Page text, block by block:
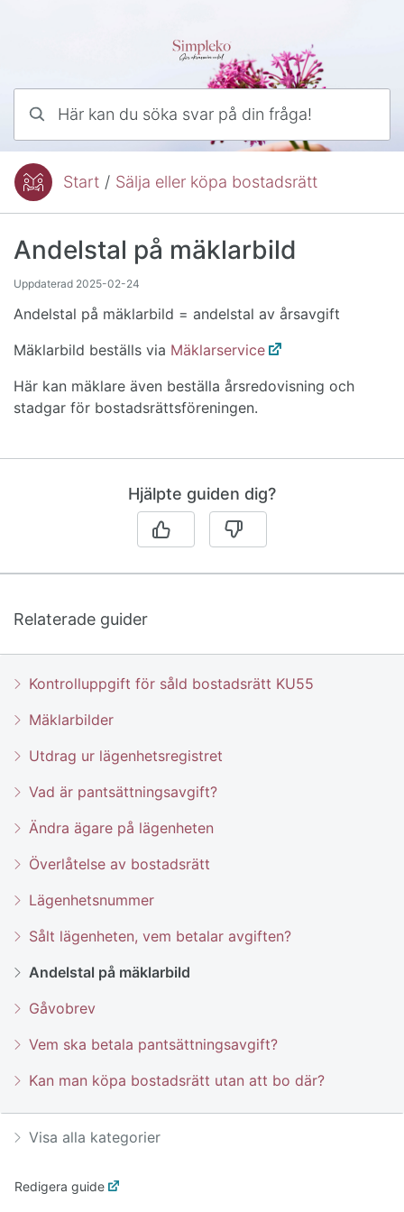
Du är här:Start / Sälja eller köpa bostadsrätt
Andelstal på mäklarbild
Uppdaterad 2025-02-24
Andelstal på mäklarbild = andelstal av årsavgift
Mäklarbild beställs via Mäklarservice
Här kan mäklare även beställa årsredovisning och
stadgar för bostadsrättsföreningen.
Hjälpte guiden dig?
Relaterade guider
Kontrolluppgift för såld bostadsrätt KU55
Mäklarbilder
Utdrag ur lägenhetsregistret
Vad är pantsättningsavgift?
Ändra ägare på lägenheten
Överlåtelse av bostadsrätt
Lägenhetsnummer
Sålt lägenheten, vem betalar avgiften?
Andelstal på mäklarbild
Gåvobrev
Vem ska betala pantsättningsavgift?
Kan man köpa bostadsrätt utan att bo där?
Visa alla kategorier
Redigera guide